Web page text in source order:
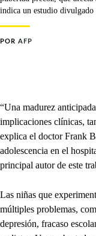
indica un estudio divulgado
POR AFP
“Una madurez
implicaciones clínicas,
explica el doctor Frank
adolescencia en el
principal autor de este
Las niñas que
múltiples problemas,
depresión, fracaso